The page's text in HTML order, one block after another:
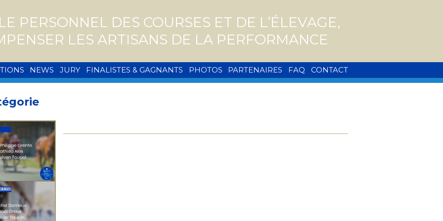
PERSONNEL DES COURSES ET DE L’ÉLEVAGE,
LES ARTISANS DE LA PERFORMANCE
NEWS JURY FINALISTES & GAGNANTS PHOTOS PARTENAIRES FAQ CONTACT